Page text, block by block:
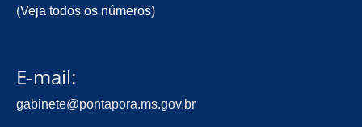
(Veja todos os números)
E-mail:
gabinete@pontapora.ms.gov.br